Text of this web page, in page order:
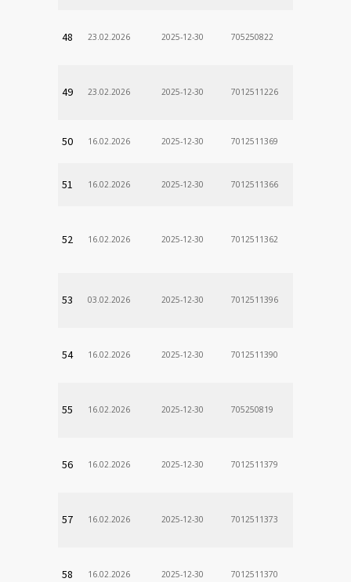
48 23.02.2026 2025-12-30 705250822
49 23.02.2026 2025-12-30 7012511226
50 16.02.2026 2025-12-30 7012511369
51 16.02.2026 2025-12-30 7012511366
52 16.02.2026 2025-12-30 7012511362
53 03.02.2026 2025-12-30 7012511396
54 16.02.2026 2025-12-30 7012511390
55 16.02.2026 2025-12-30 705250819
56 16.02.2026 2025-12-30 7012511379
57 16.02.2026 2025-12-30 7012511373
58 16.02.2026 2025-12-30 7012511370